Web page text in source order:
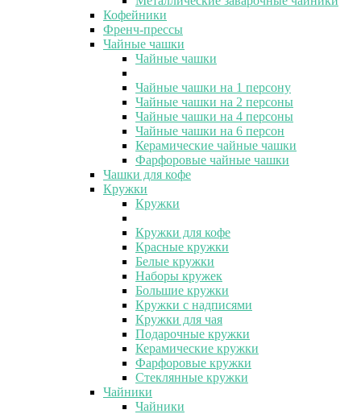
Кофейники
Френч-прессы
Чайные чашки
Чайные чашки
Чайные чашки на 1 персону
Чайные чашки на 2 персоны
Чайные чашки на 4 персоны
Чайные чашки на 6 персон
Керамические чайные чашки
Фарфоровые чайные чашки
Чашки для кофе
Кружки
Кружки
Кружки для кофе
Красные кружки
Белые кружки
Наборы кружек
Большие кружки
Кружки с надписями
Кружки для чая
Подарочные кружки
Керамические кружки
Фарфоровые кружки
Стеклянные кружки
Чайники
Чайники